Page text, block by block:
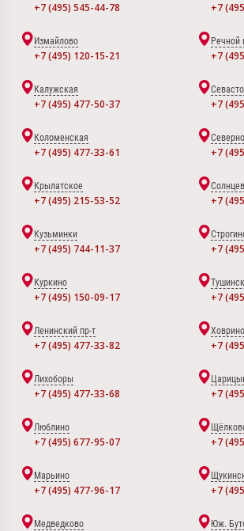
+7 (495) 545-44-78 +7
Измайлово
+7 (495) 120-15-21
Речной
+7
Калужская
+7 (495) 477-50-37 +7
Коломенская
+7 (495) 477-33-61 +7
Крылатское
+7 (495) 215-53-52 +7
Кузьминки
+7 (495) 744-11-37 +7
Куркино
+7 (495) 150-09-17 +7
Ленинский пр-т
+7 (495) 477-33-82
Ховрино
+7
Лихоборы
+7 (495) 477-33-68 +7
Люблино
+7 (495) 677-95-07 +7
Марьино
+7 (495) 477-96-17 +7
Медведково Юж.